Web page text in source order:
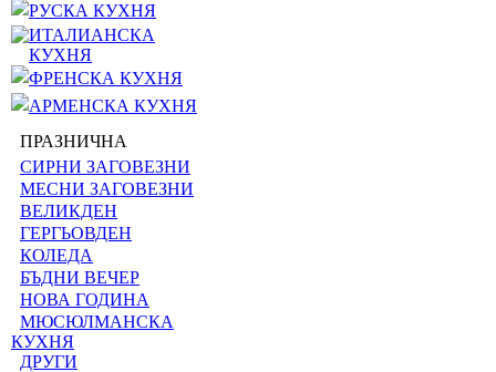
РУСКА КУХНЯ
ИТАЛИАНСКА
КУХНЯ
ФРЕНСКА КУХНЯ
АРМЕНСКА КУХНЯ
ПРАЗНИЧНА
СИРНИ ЗАГОВЕЗНИ
МЕСНИ ЗАГОВЕЗНИ
ВЕЛИКДЕН
ГЕРГЬОВДЕН
КОЛЕДА
БЪДНИ ВЕЧЕР
НОВА ГОДИНА
МЮСЮЛМАНСКА
КУХНЯ
ДРУГИ